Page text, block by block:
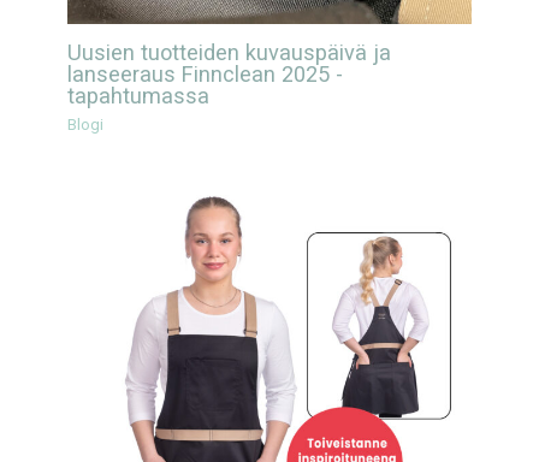
Uusien tuotteiden kuvauspäivä ja
lanseeraus Finnclean 2025 -
tapahtumassa
Blogi